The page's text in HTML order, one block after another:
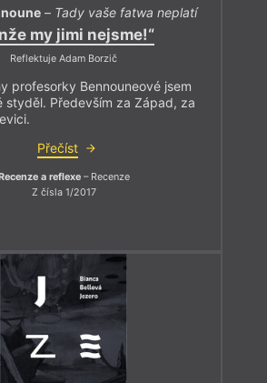
– Tady vaše fatwa neplatí
my jimi nejsme!“
Reflektuje Adam Borzič
profesorky Bennouneové jsem
styděl. Především za Západ, za
Přečíst
a reflexe– Recenze
Z čísla 1/2017